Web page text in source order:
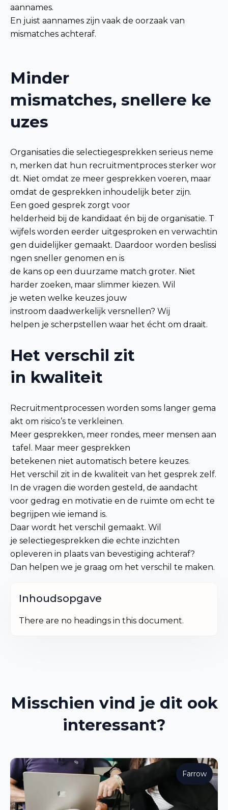
aannames.
En juist aannames zijn vaak de oorzaak van
mismatches achteraf.
Minder
mismatches, snellere ke
uzes
Organisaties die selectiegesprekken serieus neme
n, merken dat hun recruitmentproces sterker wor
dt. Niet omdat ze meer gesprekken voeren, maar
omdat de gesprekken inhoudelijk beter zijn.
Een goed gesprek zorgt voor
helderheid bij de kandidaat én bij de organisatie. T
wijfels worden eerder uitgesproken en verwachtin
gen duidelijker gemaakt. Daardoor worden beslissi
ngen sneller genomen en is
de kans op een duurzame match groter. Niet
harder zoeken, maar slimmer kiezen. Wil
je weten welke keuzes jouw
instroom daadwerkelijk versnellen? Wij
helpen je scherpstellen waar het écht om draait.
Het verschil zit
in kwaliteit
Recruitmentprocessen worden soms langer gema
akt om risico’s te verkleinen.
Meer gesprekken, meer rondes, meer mensen aan
tafel. Maar meer gesprekken
betekenen niet automatisch betere keuzes.
Het verschil zit in de kwaliteit van het gesprek zelf.
In de vragen die worden gesteld, de aandacht
voor gedrag en motivatie en de ruimte om echt te
begrijpen wie iemand is.
Daar wordt het verschil gemaakt. Wil
je selectiegesprekken die echte inzichten
opleveren in plaats van bevestiging achteraf?
Dan helpen we je graag om het verschil te maken.
Inhoudsopgave
There are no headings in this document.
Misschien vind je dit ook
interessant?
Farrow